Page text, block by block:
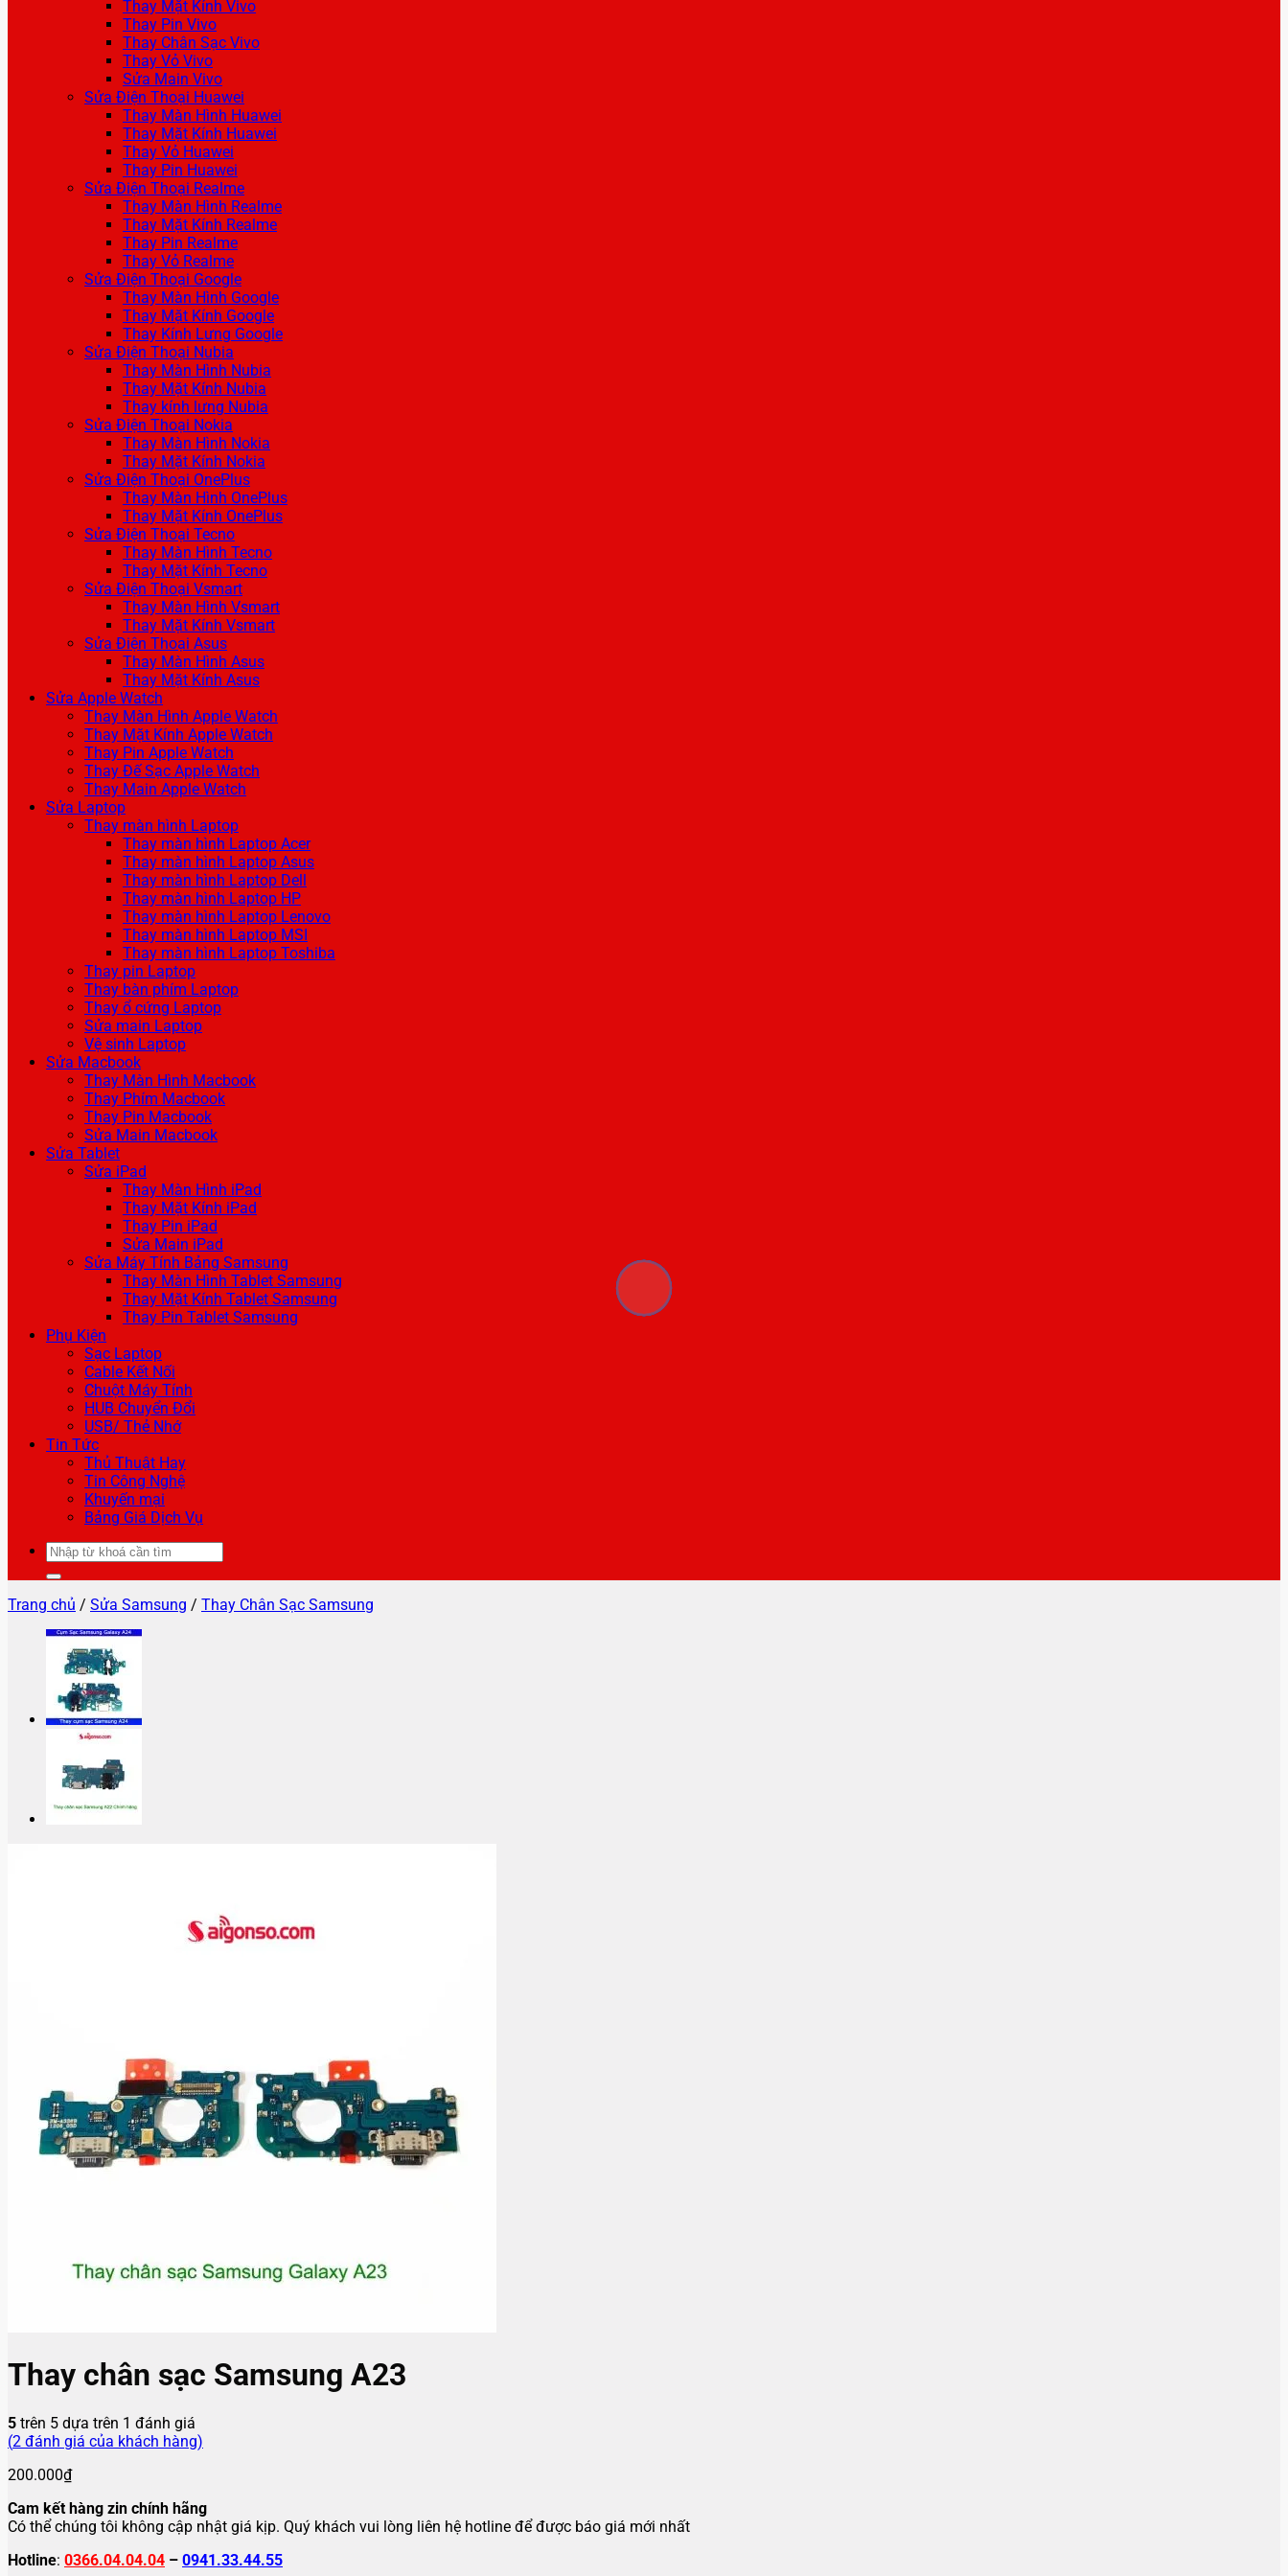
Thay Mặt Kính Vivo
Thay Pin Vivo
Thay Chân Sạc Vivo
Thay Vỏ Vivo
Sửa Main Vivo
Sửa Điện Thoại Huawei
Thay Màn Hình Huawei
Thay Mặt Kính Huawei
Thay Vỏ Huawei
Thay Pin Huawei
Sửa Điện Thoại Realme
Thay Màn Hình Realme
Thay Mặt Kính Realme
Thay Pin Realme
Thay Vỏ Realme
Sửa Điện Thoại Google
Thay Màn Hình Google
Thay Mặt Kính Google
Thay Kính Lưng Google
Sửa Điện Thoại Nubia
Thay Màn Hình Nubia
Thay Mặt Kính Nubia
Thay kính lưng Nubia
Sửa Điện Thoại Nokia
Thay Màn Hình Nokia
Thay Mặt Kính Nokia
Sửa Điện Thoại OnePlus
Thay Màn Hình OnePlus
Thay Mặt Kính OnePlus
Sửa Điện Thoại Tecno
Thay Màn Hình Tecno
Thay Mặt Kính Tecno
Sửa Điện Thoại Vsmart
Thay Màn Hình Vsmart
Thay Mặt Kính Vsmart
Sửa Điện Thoại Asus
Thay Màn Hình Asus
Thay Mặt Kính Asus
Sửa Apple Watch
Thay Màn Hình Apple Watch
Thay Mặt Kính Apple Watch
Thay Pin Apple Watch
Thay Đế Sạc Apple Watch
Thay Main Apple Watch
Sửa Laptop
Thay màn hình Laptop
Thay màn hình Laptop Acer
Thay màn hình Laptop Asus
Thay màn hình Laptop Dell
Thay màn hình Laptop HP
Thay màn hình Laptop Lenovo
Thay màn hình Laptop MSI
Thay màn hình Laptop Toshiba
Thay pin Laptop
Thay bàn phím Laptop
Thay ổ cứng Laptop
Sửa main Laptop
Vệ sinh Laptop
Sửa Macbook
Thay Màn Hình Macbook
Thay Phím Macbook
Thay Pin Macbook
Sửa Main Macbook
Sửa Tablet
Sửa iPad
Thay Màn Hình iPad
Thay Mặt Kính iPad
Thay Pin iPad
Sửa Main iPad
Sửa Máy Tính Bảng Samsung
Thay Màn Hình Tablet Samsung
Thay Mặt Kính Tablet Samsung
Thay Pin Tablet Samsung
Phụ Kiện
Sạc Laptop
Cable Kết Nối
Chuột Máy Tính
HUB Chuyển Đổi
USB/ Thẻ Nhớ
Tin Tức
Thủ Thuật Hay
Tin Công Nghệ
Khuyến mại
Bảng Giá Dịch Vụ
Tìm
kiếm:
Trang chủ / Sửa Samsung / Thay Chân Sạc Samsung
Thay chân sạc Samsung A23
5 trên 5 dựa trên 1 đánh giá
(2 đánh giá của khách hàng)
200.000₫
Cam kết hàng zin chính hãng
Có thể chúng tôi không cập nhật giá kịp. Quý khách vui lòng liên hệ hotline để được báo giá mới nhất
Hotline: 0366.04.04.04 – 0941.33.44.55